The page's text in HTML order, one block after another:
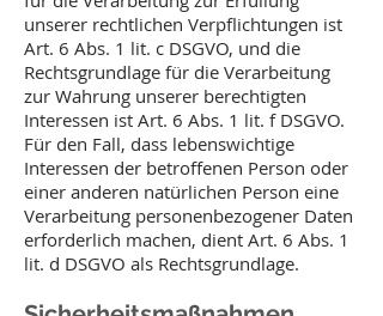
unserer rechtlichen Verpflichtungen ist
Art. 6 Abs. 1 lit. c DSGVO, und die
Rechtsgrundlage für die Verarbeitung
zur Wahrung unserer berechtigten
Interessen ist Art. 6 Abs. 1 lit. f DSGVO.
Für den Fall, dass lebenswichtige
Interessen der betroffenen Person oder
einer anderen natürlichen Person eine
Verarbeitung personenbezogener Daten
erforderlich machen, dient Art. 6 Abs. 1
lit. d DSGVO als Rechtsgrundlage.